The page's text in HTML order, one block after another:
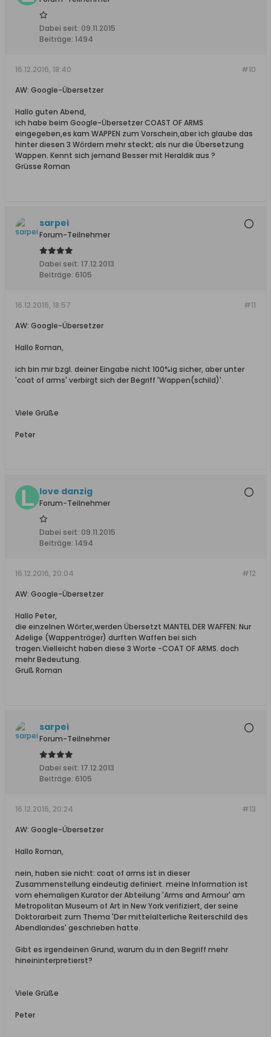
Dabei seit: 09.11.2015
Beiträge: 1494
#10
16.12.2016, 18:40
AW: Google-Übersetzer
Hallo guten Abend,
ich habe beim Google-Übersetzer COAST OF ARMS
eingegeben,es kam WAPPEN zum Vorschein,aber ich glaube das
hinter diesen 3 Wördern mehr steckt; als nur die Übersetzung
Wappen. Kennt sich jemand Besser mit Heraldik aus ?
Grüsse Roman
sarpei
Forum-Teilnehmer
Dabei seit: 17.12.2013
Beiträge: 6105
#11
16.12.2016, 18:57
AW: Google-Übersetzer
Hallo Roman,
ich bin mir bzgl. deiner Eingabe nicht 100%ig sicher, aber unter
'coat of arms' verbirgt sich der Begriff 'Wappen(schild)'.
Viele Grüße
Peter
love danzig
Forum-Teilnehmer
Dabei seit: 09.11.2015
Beiträge: 1494
#12
16.12.2016, 20:04
AW: Google-Übersetzer
Hallo Peter,
die einzelnen Wörter,werden Übersetzt MANTEL DER WAFFEN: Nur
Adelige (Wappenträger) durften Waffen bei sich
tragen.Vielleicht haben diese 3 Worte -COAT OF ARMS. doch
mehr Bedeutung.
Gruß Roman
sarpei
Forum-Teilnehmer
Dabei seit: 17.12.2013
Beiträge: 6105
#13
16.12.2016, 20:24
AW: Google-Übersetzer
Hallo Roman,
nein, haben sie nicht: coat of arms ist in dieser
Zusammenstellung eindeutig definiert. meine Information ist
vom ehemaligen Kurator der Abteilung 'Arms and Armour' am
Metropolitan Museum of Art in New York verifiziert, der seine
Doktorarbeit zum Thema 'Der mittelalterliche Reiterschild des
Abendlandes' geschrieben hatte.
Gibt es irgendeinen Grund, warum du in den Begriff mehr
hineininterpretierst?
Viele Grüße
Peter